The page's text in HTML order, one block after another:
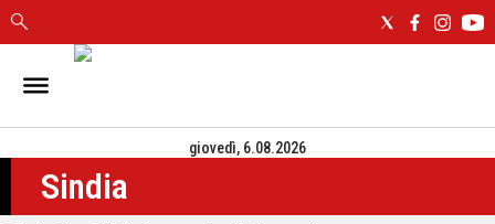
IN
CAGLIARI
SASSARI
NUORO
giovedì, 6.08.2026
Sindia